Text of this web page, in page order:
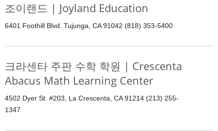
조이랜드 | Joyland Education
6401 Foothill Blvd. Tujunga, CA 91042 (818) 353-5400
크라센타 주판 수학 학원 | Crescenta
Abacus Math Learning Center
4502 Dyer St. #203, La Crescenta, CA 91214 (213) 255-
1347